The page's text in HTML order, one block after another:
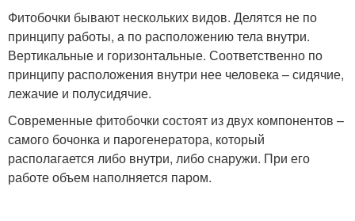
Фитобочки бывают нескольких видов. Делятся не по
принципу работы, а по расположению тела внутри.
Вертикальные и горизонтальные. Соответственно по
принципу расположения внутри нее человека – сидячие,
лежачие и полусидячие.
Современные фитобочки состоят из двух компонентов –
самого бочонка и парогенератора, который
располагается либо внутри, либо снаружи. При его
работе объем наполняется паром.